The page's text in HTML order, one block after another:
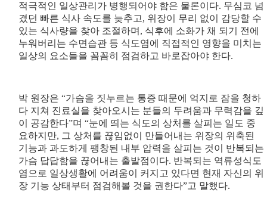
적극적인 일상관리가 병행되어야 함은 물론이다. 무심코 넘
겼던 빠른 식사 속도를 늦추고, 위장이 무리 없이 감당할 수
있는 식사량을 찾아 조절하며, 식후에 소화가 채 되기 전에
누워버리는 수면습관 등 식도염에 직접적인 영향을 미치는
일상의 요소들을 꼼꼼히 점검하고 바로잡아야 한다.
박 원장은 “가슴을 짓누르는 통증 때문에 억지로 잠을 청하
다 지쳐 진료실을 찾아오시는 분들의 두려움과 무력감을 깊
이 공감한다”며 “눈에 띄는 식도의 상처를 살피는 일도 중
요하지만, 그 상처를 끊임없이 만들어내는 위장의 위축된
기능과 과도하게 팽창된 내부 압력을 살피는 것이 반복되는
가슴 답답함을 끊어내는 출발점이다. 반복되는 역류성식도
염으로 일상생활에 어려움이 커지고 있다면 현재 자신의 위
장 기능 상태부터 점검해볼 것을 권한다”고 말했다.